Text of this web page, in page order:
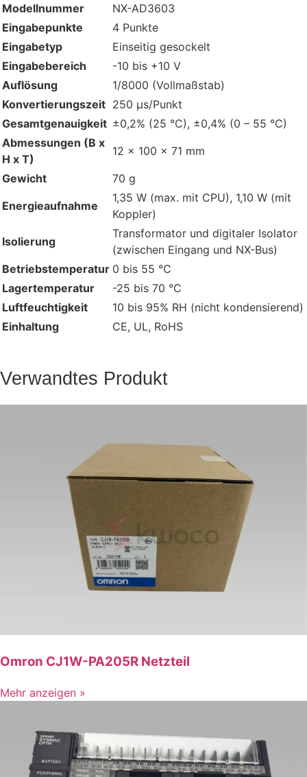
Modellnummer
NX-AD3603
Eingabepunkte
4 Punkte
Eingabetyp
Einseitig gesockelt
Eingabebereich
-10 bis +10 V
Auflösung
1/8000 (Vollmaßstab)
Konvertierungszeit 250 μs/Punkt
Gesamtgenauigkeit ±0,2% (25 °C), ±0,4% (0 – 55 °C)
Abmessungen (B x
H x T)
12 x 100 x 71 mm
Gewicht
70 g
Energieaufnahme
1,35 W (max. mit CPU), 1,10 W (mit
Koppler)
Isolierung
Transformator und digitaler Isolator
(zwischen Eingang und NX-Bus)
Betriebstemperatur 0 bis 55 °C
Lagertemperatur
-25 bis 70 °C
Luftfeuchtigkeit
10 bis 95% RH (nicht kondensierend)
Einhaltung
CE, UL, RoHS
Verwandtes Produkt
Omron CJ1W-PA205R Netzteil
Mehr anzeigen »